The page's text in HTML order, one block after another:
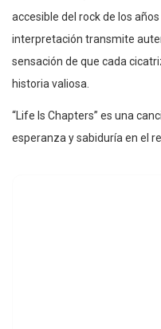
accesible del rock de los
interpretación transmite
sensación de que cada
historia valiosa.
“Life Is Chapters” es una
esperanza y sabiduría en el